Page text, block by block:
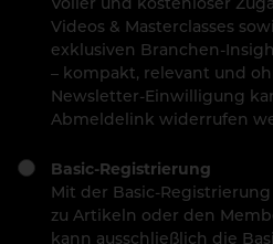
Videos & Masterclasses
exklusiven Branchen-
– kompakt, relevant und
Newsletter-Einwilligung
Abmeldelink widerrufen
Basic-Registrierung
Mit der Basic-
zu Artikeln oder den
kann ausschließlich die